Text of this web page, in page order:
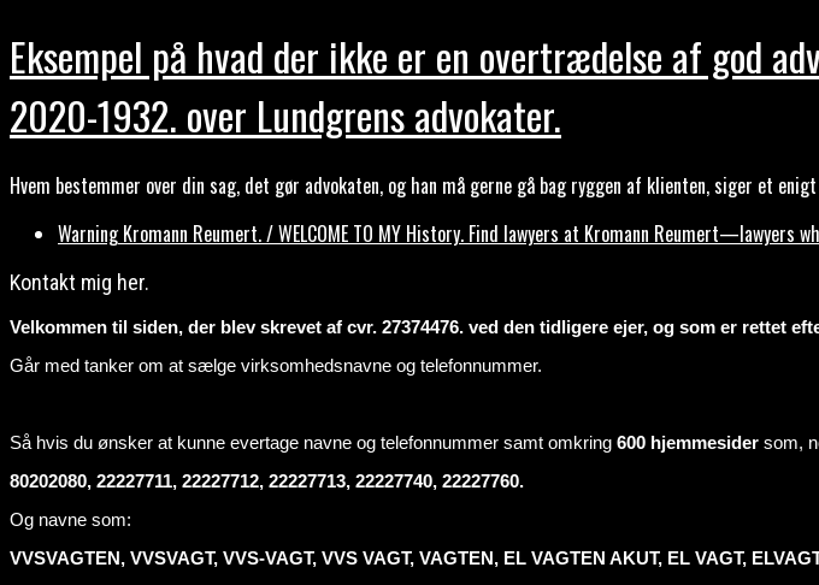
Eksempel på hvad der ikke er en overtrædelse af god
2020-1932. over Lundgrens advokater.
Hvem bestemmer over din sag, det gør advokaten, og han må gerne gå bag ryggen af klienten, siger et
Warning Kromann Reumert. / WELCOME TO MY History. Find lawyers at Kromann
Kontakt mig her.
Velkommen til siden, der blev skrevet af cvr. 27374476. ved den tidligere ejer, og som er rettet
Går med tanker om at sælge virksomhedsnavne og telefonnummer.
Så hvis du ønsker at kunne evertage navne og telefonnummer samt omkring 600 hjemmesider som,
80202080, 22227711, 22227712, 22227713, 22227740, 22227760.
Og navne som:
VVSVAGTEN, VVSVAGT, VVS-VAGT, VVS VAGT, VAGTEN, EL VAGTEN AKUT, EL VAGT,